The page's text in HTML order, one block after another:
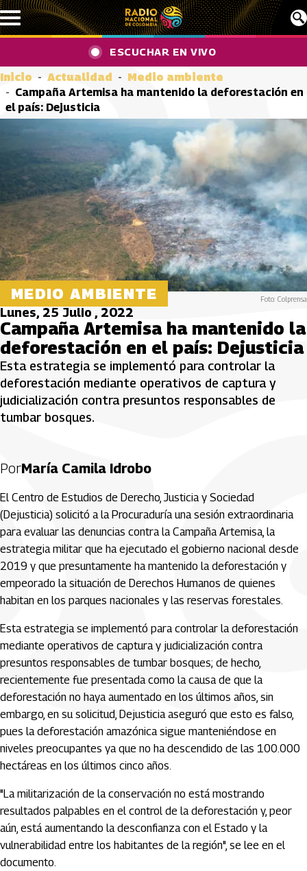
Pasar al contenido principal
ESCUCHAR EN VIVO
Inicio Actualidad
Medio ambiente
Campaña Artemisa ha mantenido la deforestación en
el país: Dejusticia
MEDIO AMBIENTE Foto: Colprensa
Lunes, 25 Julio , 2022
Campaña Artemisa ha mantenido la
deforestación en el país: Dejusticia
Esta estrategia se implementó para controlar la
deforestación mediante operativos de captura y
judicialización contra presuntos responsables de
tumbar bosques.
PorMaría Camila Idrobo
El Centro de Estudios de Derecho, Justicia y Sociedad
(Dejusticia) solicitó a la Procuraduría una sesión extraordinaria
para evaluar las denuncias contra la Campaña Artemisa, la
estrategia militar que ha ejecutado el gobierno nacional desde
2019 y que presuntamente ha mantenido la deforestación y
empeorado la situación de Derechos Humanos de quienes
habitan en los parques nacionales y las reservas forestales.
Esta estrategia se implementó para controlar la deforestación
mediante operativos de captura y judicialización contra
presuntos responsables de tumbar bosques; de hecho,
recientemente fue presentada como la causa de que la
deforestación no haya aumentado en los últimos años, sin
embargo, en su solicitud, Dejusticia aseguró que esto es falso,
pues la deforestación amazónica sigue manteniéndose en
niveles preocupantes ya que no ha descendido de las 100.000
hectáreas en los últimos cinco años.
"La militarización de la conservación no está mostrando
resultados palpables en el control de la deforestación y, peor
aún, está aumentando la desconfianza con el Estado y la
vulnerabilidad entre los habitantes de la región", se lee en el
documento.